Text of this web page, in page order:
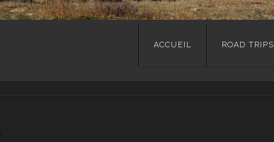
Skip
ACCUEIL ROAD TRIPS